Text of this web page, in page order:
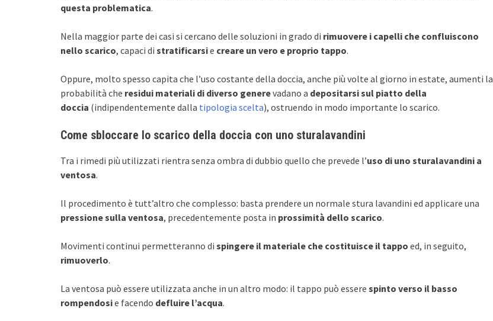
questa problematica.
Nella maggior parte dei casi si cercano delle soluzioni in grado di rimuovere i capelli che confluiscono
nello scarico, capaci di stratificarsie creare un vero e proprio tappo.
Oppure, molto spesso capita che l’uso costante della doccia, anche più volte al giorno in estate, aumenti la
probabilità che residui materiali di diverso generevadano a depositarsi sul piatto della
doccia (indipendentemente dalla tipologia scelta), ostruendo in modo importante lo scarico.
Come sbloccare lo scarico della doccia con uno sturalavandini
Tra i rimedi più utilizzati rientra senza ombra di dubbio quello che prevede l’uso di uno sturalavandini a
ventosa.
Il procedimento è tutt’altro che complesso: basta prendere un normale stura lavandini ed applicare una
pressione sulla ventosa, precedentemente posta in prossimità dello scarico.
Movimenti continui permetteranno di spingere il materiale che costituisce il tappo ed, in seguito,
rimuoverlo.
La ventosa può essere utilizzata anche in un altro modo: il tappo può essere spinto verso il basso
rompendosie facendo defluire l’acqua.